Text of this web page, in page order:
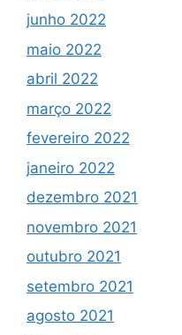
junho 2022
maio 2022
abril 2022
março 2022
fevereiro 2022
janeiro 2022
dezembro 2021
novembro 2021
outubro 2021
setembro 2021
agosto 2021